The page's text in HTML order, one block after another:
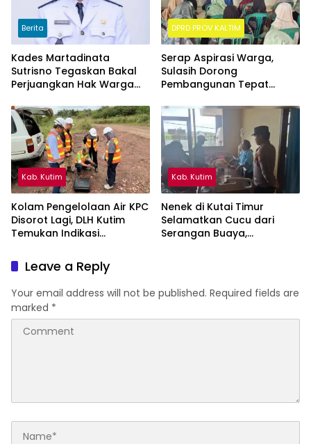
Berita
Kades Martadinata
Sutrisno Tegaskan Bakal
Perjuangkan Hak Warga
Kutim
DPRD PROV KALTIM
Serap Aspirasi Warga,
Sulasih Dorong
Pembangunan Tepat
Kab. Kutim
Kolam Pengelolaan Air KPC
Disorot Lagi, DLH Kutim
Temukan Indikasi
Kab. Kutim
Nenek di Kutai Timur
Selamatkan Cucu dari
Serangan Buaya,
Leave a Reply
Your email address will not be published. Required fields are
marked *